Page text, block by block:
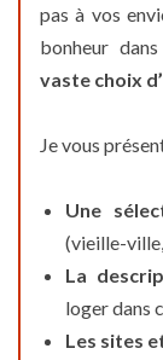
pas à vos
bonheur
vaste choix
Je vous
Une
(vieille-
La
loger dans
Les sites